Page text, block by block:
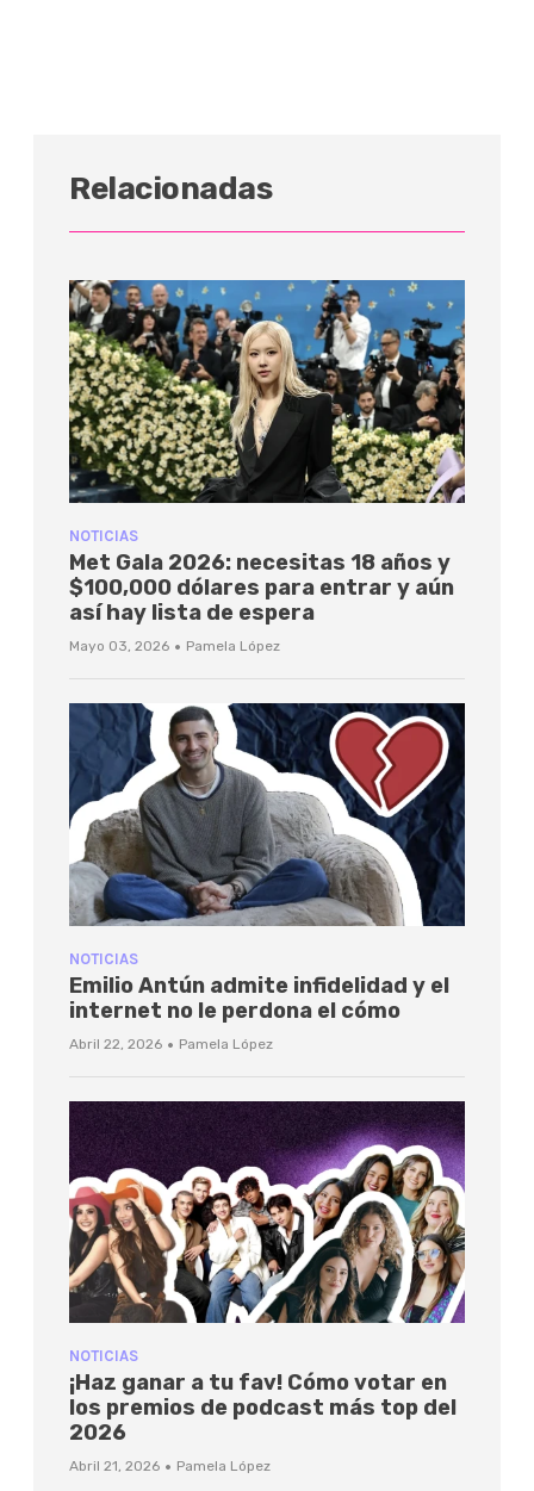
Relacionadas
NOTICIAS
Met Gala 2026: necesitas 18 años y
$100,000 dólares para entrar y aún
así hay lista de espera
Mayo 03, 2026 · Pamela López
NOTICIAS
Emilio Antún admite infidelidad y el
internet no le perdona el cómo
Abril 22, 2026 · Pamela López
NOTICIAS
¡Haz ganar a tu fav! Cómo votar en
los premios de podcast más top del
2026
Abril 21, 2026 · Pamela López